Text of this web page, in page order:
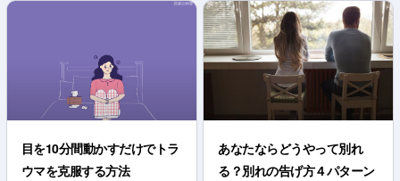
目を10分間動かすだけでトラ
ウマを克服する方法
あなたならどうやって別れ
る？別れの告げ方４パターン